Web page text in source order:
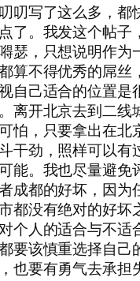
叨写了这么多，都
了。我发这个帖子
瑟，只想说明作为
算不得优秀的屌丝
自己适合的位置是
离开北京去到二线
怕，只要拿出在北
干劲，照样可以有
能。我也尽量避免
成都的好坏，因为
都没有绝对的好坏
个人的适合与不适
要该慎重选择自己
也要有勇气去承担